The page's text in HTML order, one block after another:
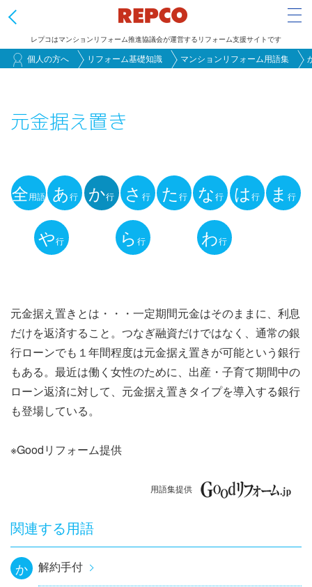
レプコはマンションリフォーム推進協議会が運営するリフォーム支援サイトです
個人の方へ リフォーム基礎知識 マンションリフォーム用語集
元金据え置き
用
ナ
ビ
ゲ
ー
シ
全用語 あ行 か行 さ行 た 行 な行 は行 ま行
や行 ら 行 わ行
元金据え置きとは・・・一定期間元金はそのままに、利息
だけを返済すること。つなぎ融資だけではなく、通常の銀
行ローンでも１年間程度は元金据え置きが可能という銀行
もある。最近は働く女性のために、出産・子育て期間中の
ローン返済に対して、元金据え置きタイプを導入する銀行
も登場している。
※Goodリフォーム提供
用語集提供
関連する用語
か 解約手付